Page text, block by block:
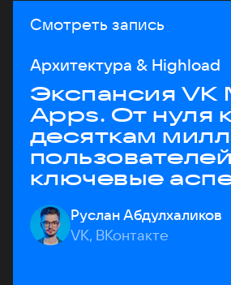
Смотреть запись
Архитектура & Highload
Экспансия VK
Apps. От нуля
десяткам
ключевые
архитектуры
Руслан Абдулхаликов
VK, ВКонтакте